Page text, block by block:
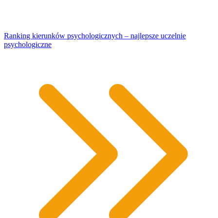
Ranking kierunków psychologicznych – najlepsze uczelnie
psychologiczne